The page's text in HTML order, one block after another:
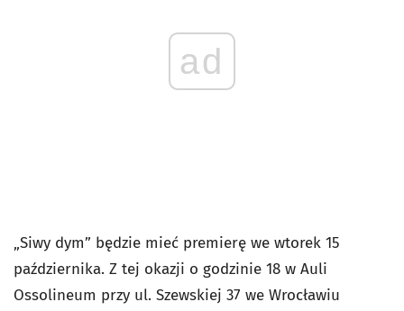
ad
„Siwy dym” będzie mieć premierę we wtorek 15
października. Z tej okazji o godzinie 18 w Auli
Ossolineum przy ul. Szewskiej 37 we Wrocławiu